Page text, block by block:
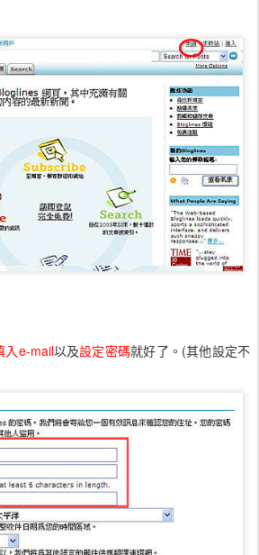
入e-mail以及設定密碼就好了。(其他設定不